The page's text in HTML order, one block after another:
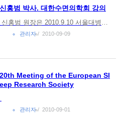
신홍범 박사. 대한수면의학회 강의
관리자 2010-09-09
20th Meeting of the European Sl
eep Research Society
관리자 2010-09-01